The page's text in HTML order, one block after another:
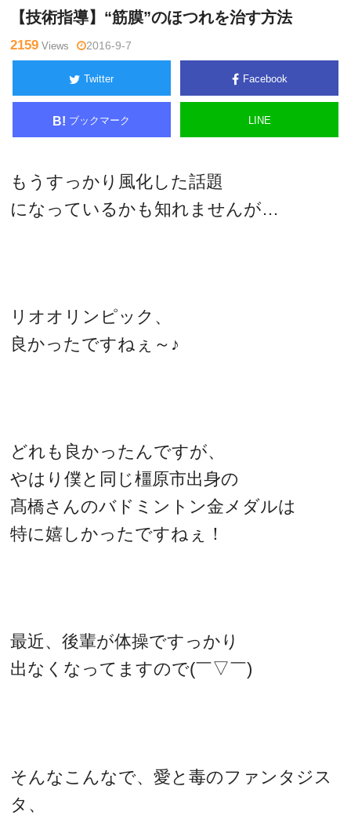
【技術指導】“筋膜”のほつれを治す方法
2159 Views 2016-9-7
Twitter Facebook
B! ブックマーク LINE
もうすっかり風化した話題
になっているかも知れませんが…
リオオリンピック、
良かったですねぇ～♪
どれも良かったんですが、
やはり僕と同じ橿原市出身の
髙橋さんのバドミントン金メダルは
特に嬉しかったですねぇ！
最近、後輩が体操ですっかり
出なくなってますので(￣▽￣)
そんなこんなで、愛と毒のファンタジス
タ、